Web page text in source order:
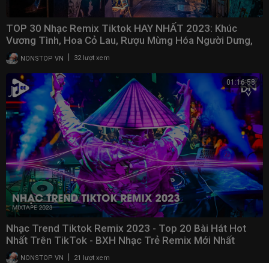
TOP 30 Nhạc Remix Tiktok HAY NHẤT 2023: Khúc
Vương Tình, Hoa Cỏ Lau, Rượu Mừng Hóa Người Dưng,
Gió NONSTOP VN 32 lượt xem
01:16:58
Nhạc Trend Tiktok Remix 2023 - Top 20 Bài Hát Hot
Nhất Trên TikTok - BXH Nhạc Trẻ Remix Mới Nhất
NONSTOP VN 21 lượt xem